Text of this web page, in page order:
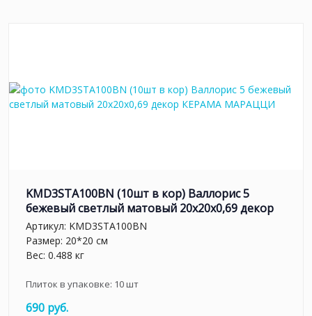
KMD3STA100BN (10шт в кор) Валлорис 5
бежевый светлый матовый 20x20x0,69 декор
Артикул: KMD3STA100BN
Размер: 20*20 см
Вес: 0.488 кг
Плиток в упаковке: 10шт
690 руб.